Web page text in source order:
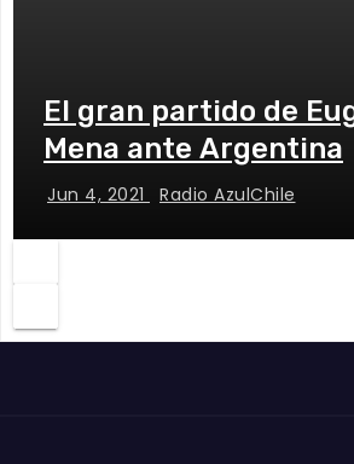
El gran partido de
Mena ante Argentina
Jun 4, 2021 Radio AzulChile